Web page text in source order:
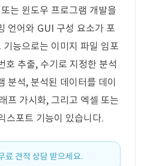
는 윈도우 프로그램 개발을
언어와 GUI 구성 요소가 포
능으로는 이미지 파일 임포
호 추출, 수기로 지정한 분석
분석, 분석된 데이터를 데이
프 가시화, 그리고 엑셀 또는
스포트 기능이 있습니다.
료 견적 상담 받으세요.